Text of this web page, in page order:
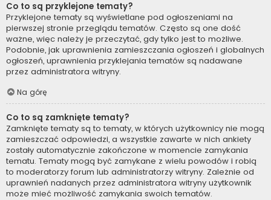
Co to są przyklejone tematy?
Przyklejone tematy są wyświetlane pod ogłoszeniami na
pierwszej stronie przeglądu tematów. Często są one dość
ważne, więc należy je przeczytać, gdy tylko jest to możliwe.
Podobnie, jak uprawnienia zamieszczania ogłoszeń i globalnych
ogłoszeń, uprawnienia przyklejania tematów są nadawane
przez administratora witryny.
Na górę
Co to są zamknięte tematy?
Zamknięte tematy są to tematy, w których użytkownicy nie mogą
zamieszczać odpowiedzi, a wszystkie zawarte w nich ankiety
zostały automatycznie zakończone w momencie zamykania
tematu. Tematy mogą być zamykane z wielu powodów i robią
to moderatorzy forum lub administratorzy witryny. Zależnie od
uprawnień nadanych przez administratora witryny użytkownik
może mieć możliwość zamykania swoich tematów.